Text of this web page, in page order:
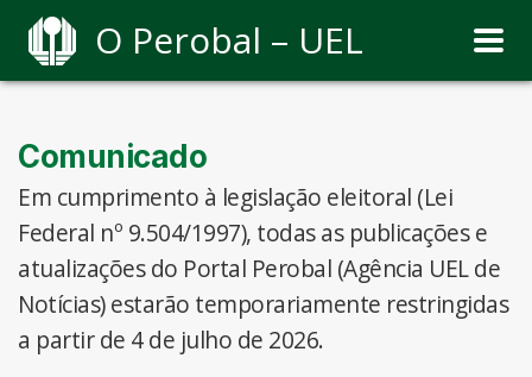
O Perobal – UEL
Comunicado
Em cumprimento à legislação eleitoral (Lei
Federal nº 9.504/1997), todas as publicações e
atualizações do Portal Perobal (Agência UEL de
Notícias) estarão temporariamente restringidas
a partir de 4 de julho de 2026.